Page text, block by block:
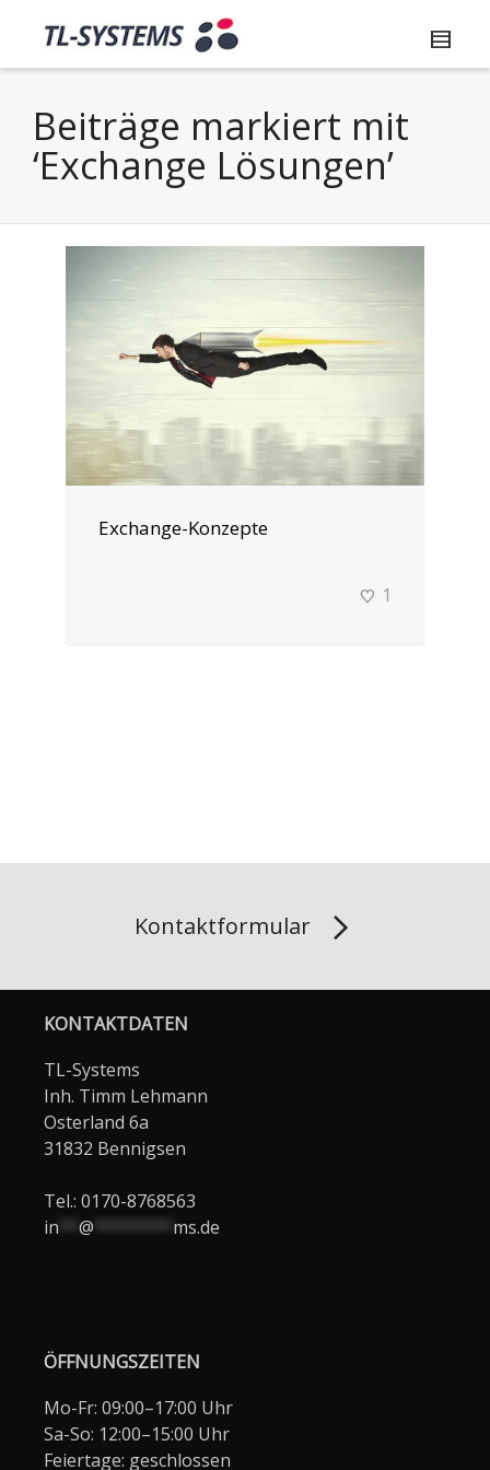
Beiträge markiert mit
‘Exchange Lösungen’
Exchange-Konzepte
1
Kontaktformular
KONTAKTDATEN
TL-Systems
Inh. Timm Lehmann
Osterland 6a
31832 Bennigsen
Tel.: 0170-8768563
in
@ ms.de
ÖFFNUNGSZEITEN
Mo-Fr: 09:00–17:00 Uhr
Sa-So: 12:00–15:00 Uhr
Feiertage: geschlossen